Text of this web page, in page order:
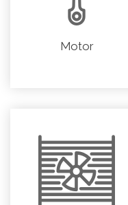
Motor